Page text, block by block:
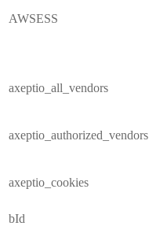
AWSESS
axeptio_all_vendors
axeptio_authorized_vendors
axeptio_cookies
bId